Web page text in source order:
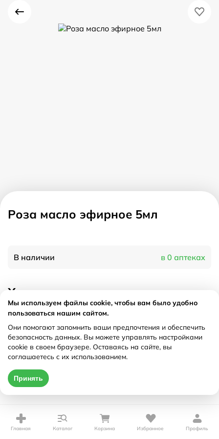
Роза масло эфирное 5мл
В наличии в 0 аптеках
Характеристики
Производитель
Рецепт
Не требуется
Цена действительна только при оформлении онлайн
Главная Каталог Корзина Избранное Профиль
Мы используем файлы cookie, чтобы вам было удобно
пользоваться нашим сайтом.
Они помогают запомнить ваши предпочтения и обеспечить
безопасность данных. Вы можете управлять настройками
cookie в своем браузере. Оставаясь на сайте, вы
соглашаетесь с их использованием.
Принять